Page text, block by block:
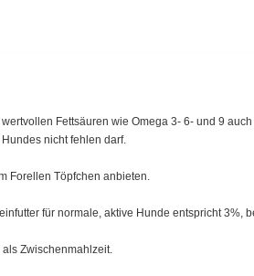
Fettsäuren wie Omega 3- 6- und 9
nicht fehlen darf.
Forellen Töpfchen anbieten.
für normale, aktive Hunde entspricht 3%,
Zwischenmahlzeit.